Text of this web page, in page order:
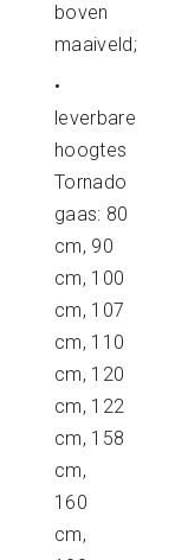
boven
maaiveld;
•
leverbare
hoogtes
Tornado
gaas: 80
cm, 90
cm, 100
cm, 107
cm, 110
cm, 120
cm, 122
cm, 158
cm,
160
cm,